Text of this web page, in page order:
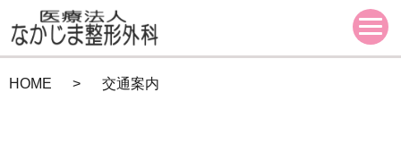
HOME 交通案内